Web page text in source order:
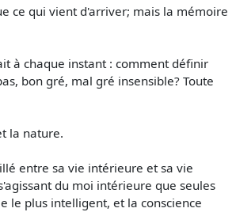
ce qui vient d'arriver; mais la mémoire
à chaque instant : comment définir
bon gré, mal gré insensible? Toute
la nature.
entre sa vie intérieure et sa vie
du moi intérieure que seules
le plus intelligent, et la conscience